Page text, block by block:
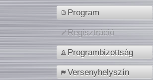
Program
Regisztráció
Programbizottság
Versenyhelyszín